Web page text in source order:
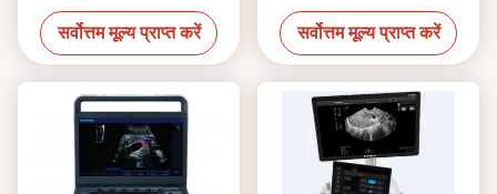
मशीन
सर्वोत्तम मूल्य प्राप्त करें
बीडब्ल्यू अल्ट्रासाउंड
सर्वोत्तम मूल्य प्राप्त करें